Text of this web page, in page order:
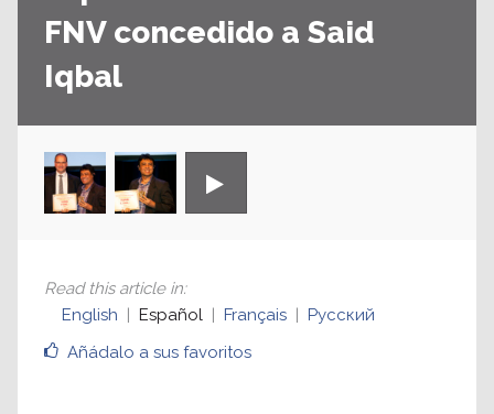
FNV concedido a Said
Iqbal
Añádalo a sus favoritos
Read this article in:
English
Español Français Русский